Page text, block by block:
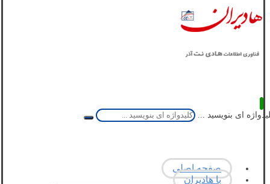
ای بنویسید ...
صفحه اصلی
با هادیران